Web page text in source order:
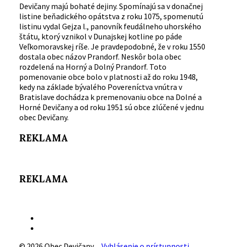
Devičany majú bohaté dejiny. Spomínajú sa v donačnej
listine beňadického opátstva z roku 1075, spomenutú
listinu vydal Gejza l., panovník feudálneho uhorského
štátu, ktorý vznikol v Dunajskej kotline po páde
Veľkomoravskej ríše. Je pravdepodobné, že v roku 1550
dostala obec názov Prandorf. Neskôr bola obec
rozdelená na Horný a Dolný Prandorf. Toto
pomenovanie obce bolo v platnosti až do roku 1948,
kedy na základe bývalého Povereníctva vnútra v
Bratislave dochádza k premenovaniu obce na Dolné a
Horné Devičany a od roku 1951 sú obce zlúčené v jednu
obec Devičany.
REKLAMA
REKLAMA